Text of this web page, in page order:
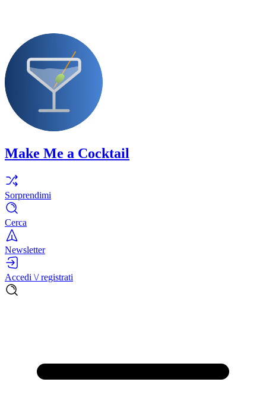
Make Me a Cocktail
Sorprendimi
Cerca
Newsletter
Accedi \/ registrati